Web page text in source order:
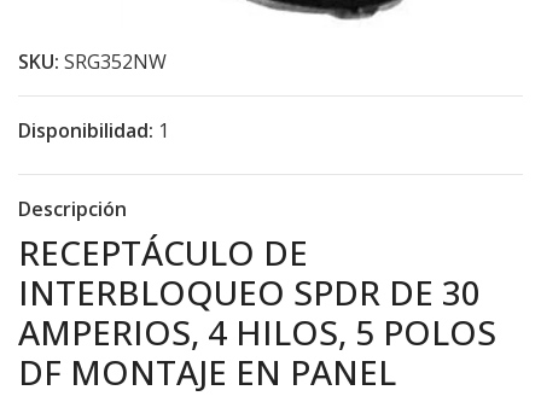
SKU: SRG352NW
Disponibilidad: 1
Descripción
RECEPTÁCULO DE
INTERBLOQUEO SPDR DE 30
AMPERIOS, 4 HILOS, 5 POLOS
DF MONTAJE EN PANEL